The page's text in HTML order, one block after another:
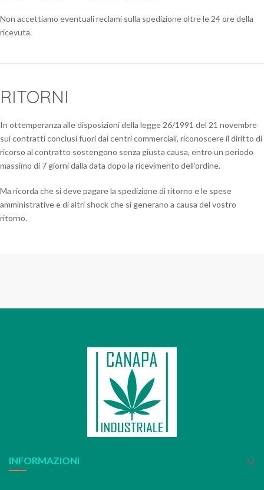
Non accettiamo eventuali reclami sulla spedizione oltre le 24 ore della
ricevuta.
RITORNI
In ottemperanza alle disposizioni della legge 26/1991 del 21 novembre
sui contratti conclusi fuori dai centri commerciali, riconoscere il diritto di
ricorso al contratto sostengono senza giusta causa, entro un periodo
massimo di 7 giorni dalla data dopo la ricevimento dell’ordine.
Ma ricorda che si deve pagare la spedizione di ritorno e le spese
amministrative e di altri shock che si generano a causa del vostro
ritorno.
INFORMAZIONI